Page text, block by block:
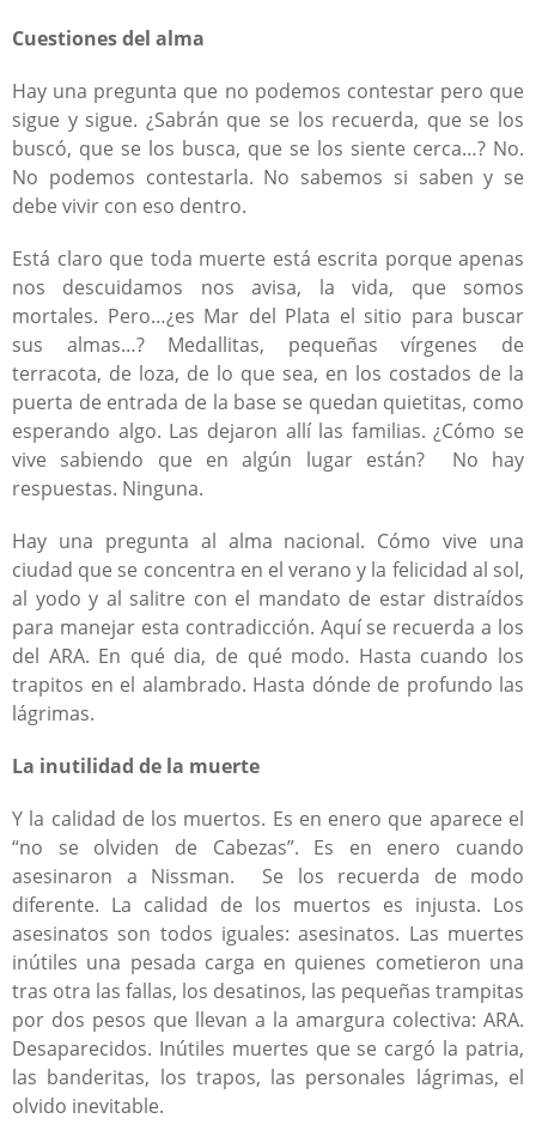
Cuestiones del alma
Hay una pregunta que no podemos contestar pero que
sigue y sigue. ¿Sabrán que se los recuerda, que se los
buscó, que se los busca, que se los siente cerca…? No.
No podemos contestarla. No sabemos si saben y se
debe vivir con eso dentro.
Está claro que toda muerte está escrita porque apenas
nos descuidamos nos avisa, la vida, que somos
mortales. Pero…¿es Mar del Plata el sitio para buscar
sus almas…? Medallitas, pequeñas vírgenes de
terracota, de loza, de lo que sea, en los costados de la
puerta de entrada de la base se quedan quietitas, como
esperando algo. Las dejaron allí las familias. ¿Cómo se
vive sabiendo que en algún lugar están? No hay
respuestas. Ninguna.
Hay una pregunta al alma nacional. Cómo vive una
ciudad que se concentra en el verano y la felicidad al sol,
al yodo y al salitre con el mandato de estar distraídos
para manejar esta contradicción. Aquí se recuerda a los
del ARA. En qué dia, de qué modo. Hasta cuando los
trapitos en el alambrado. Hasta dónde de profundo las
lágrimas.
La inutilidad de la muerte
Y la calidad de los muertos. Es en enero que aparece el
“no se olviden de Cabezas”. Es en enero cuando
asesinaron a Nissman. Se los recuerda de modo
diferente. La calidad de los muertos es injusta. Los
asesinatos son todos iguales: asesinatos. Las muertes
inútiles una pesada carga en quienes cometieron una
tras otra las fallas, los desatinos, las pequeñas trampitas
por dos pesos que llevan a la amargura colectiva: ARA.
Desaparecidos. Inútiles muertes que se cargó la patria,
las banderitas, los trapos, las personales lágrimas, el
olvido inevitable.